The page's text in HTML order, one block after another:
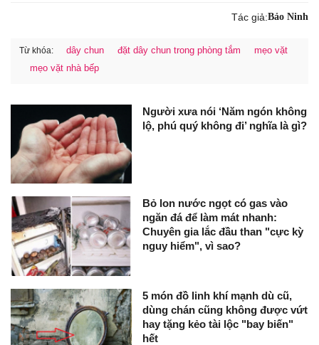
Tác giả:Bảo Ninh
Từ khóa: dây chun đặt dây chun trong phòng tắm
mẹo vặt
mẹo vặt nhà bếp
Người xưa nói ‘Năm ngón không
lộ, phú quý không đi’ nghĩa là gì?
Bỏ lon nước ngọt có gas vào
ngăn đá để làm mát nhanh:
Chuyên gia lắc đầu than "cực kỳ
nguy hiểm", vì sao?
5 món đồ linh khí mạnh dù cũ,
dùng chán cũng không được vứt
hay tặng kẻo tài lộc "bay biến"
hết